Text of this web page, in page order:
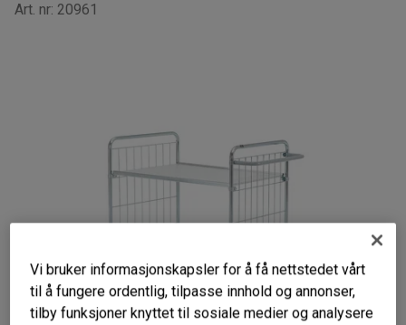
Art. nr: 20961
Vi bruker informasjonskapsler for å få nettstedet vårt
til å fungere ordentlig, tilpasse innhold og annonser,
tilby funksjoner knyttet til sosiale medier og analysere